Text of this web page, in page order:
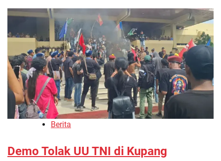
Berita
Demo Tolak UU TNI di Kupang